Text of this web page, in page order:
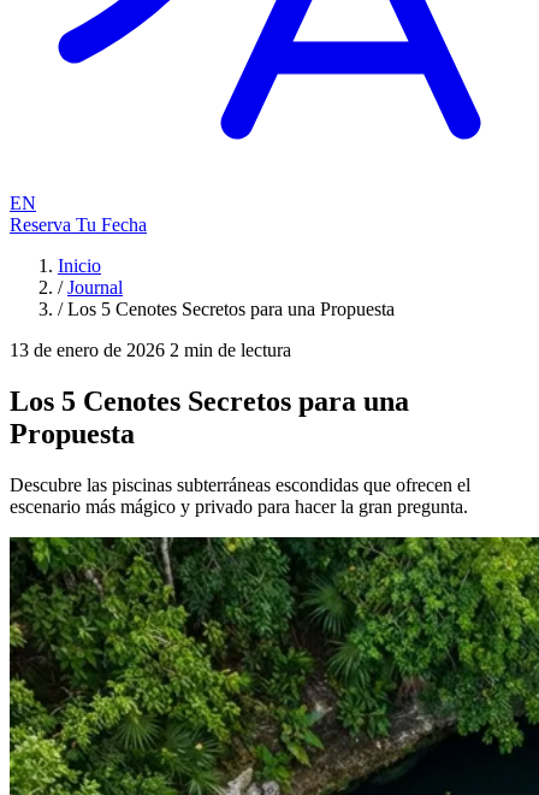
EN
Reserva Tu Fecha
Inicio
/Journal
/Los 5 Cenotes Secretos para una Propuesta
13 de enero de 2026 2 min de lectura
Los 5 Cenotes Secretos para una
Propuesta
Descubre las piscinas subterráneas escondidas que ofrecen el
escenario más mágico y privado para hacer la gran pregunta.